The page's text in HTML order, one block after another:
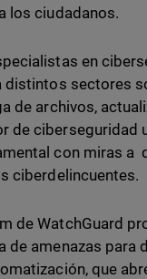
los ciudadanos.
en
distintos sectores
de archivos,
de ciberseguridad
con miras
ciberdelincuentes.
de WatchGuard
de amenazas
que